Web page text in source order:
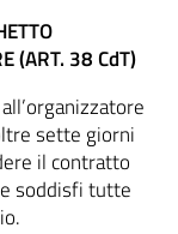
(ART. 38 CdT)
sette giorni
il contratto
soddisfi tutte